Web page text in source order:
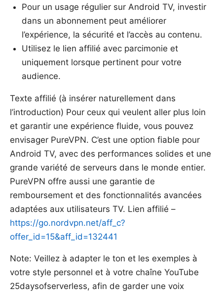
Pour un usage régulier sur Android TV, investir
dans un abonnement peut améliorer
l’expérience, la sécurité et l’accès au contenu.
Utilisez le lien affilié avec parcimonie et
uniquement lorsque pertinent pour votre
audience.
Texte affilié (à insérer naturellement dans
l’introduction) Pour ceux qui veulent aller plus loin
et garantir une expérience fluide, vous pouvez
envisager PureVPN. C’est une option fiable pour
Android TV, avec des performances solides et une
grande variété de serveurs dans le monde entier.
PureVPN offre aussi une garantie de
remboursement et des fonctionnalités avancées
adaptées aux utilisateurs TV. Lien affilié –
https://go.nordvpn.net/aff_c?
offer_id=15&aff_id=132441
Note: Veillez à adapter le ton et les exemples à
votre style personnel et à votre chaîne YouTube
25daysofserverless, afin de garder une voix